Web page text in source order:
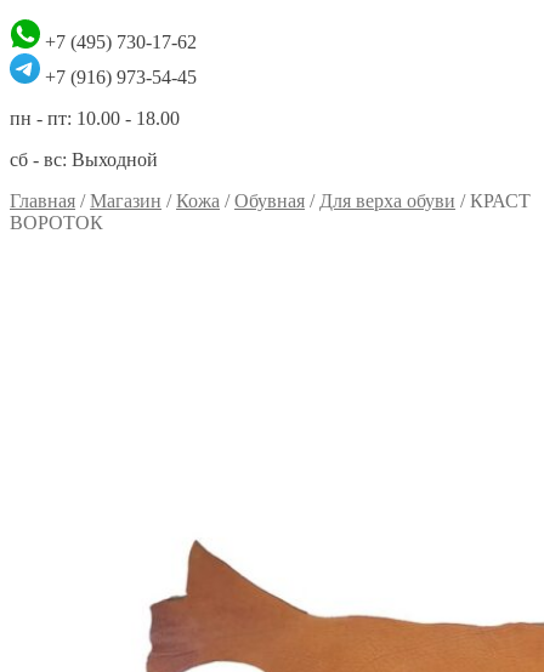
+7 (495) 730-17-62
+7 (916) 973-54-45
пн - пт: 10.00 - 18.00
сб - вс: Выходной
Главная /Магазин /Кожа /Обувная / Для верха обуви /КРАСТ
ВОРОТОК